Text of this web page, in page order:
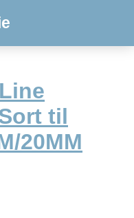
til
20MM